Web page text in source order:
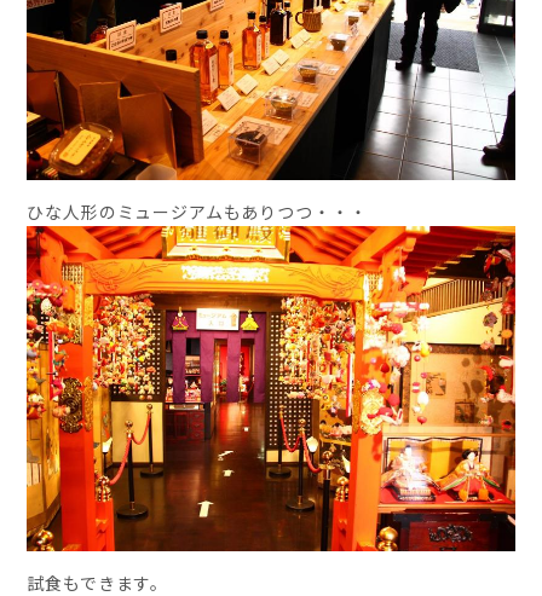
ひな人形のミュージアムもありつつ・・・
試食もできます。